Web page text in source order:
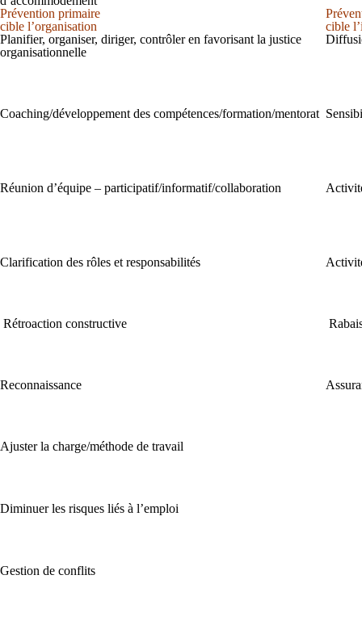
Prévention primaire
cible l’organisation
cible
Planifier, organiser, diriger, contrôler en favorisant la justice
organisationnelle
Coaching/développement des compétences/formation/mentorat
Réunion d’équipe – participatif/informatif/collaboration
Clarification des rôles et responsabilités
Rétroaction constructive
Reconnaissance
Ajuster la charge/méthode de travail
Diminuer les risques liés à l’emploi
Gestion de conflits